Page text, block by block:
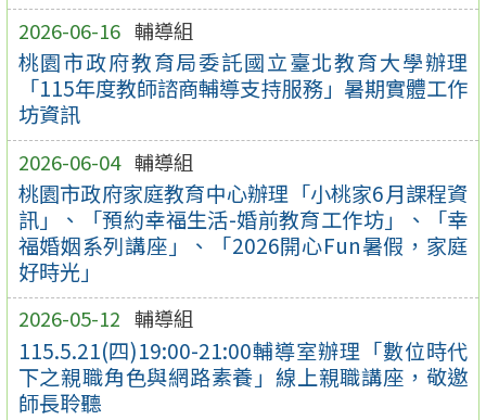
2026-06-16 輔導組
桃園市政府教育局委託國立臺北教育大學辦理
「115年度教師諮商輔導支持服務」暑期實體工作
坊資訊
2026-06-04 輔導組
桃園市政府家庭教育中心辦理「小桃家6月課程資
訊」、「預約幸福生活-婚前教育工作坊」、「幸
福婚姻系列講座」、「2026開心Fun暑假，家庭
好時光」
2026-05-12 輔導組
115.5.21(四)19:00-21:00輔導室辦理「數位時代
下之親職角色與網路素養」線上親職講座，敬邀
師長聆聽